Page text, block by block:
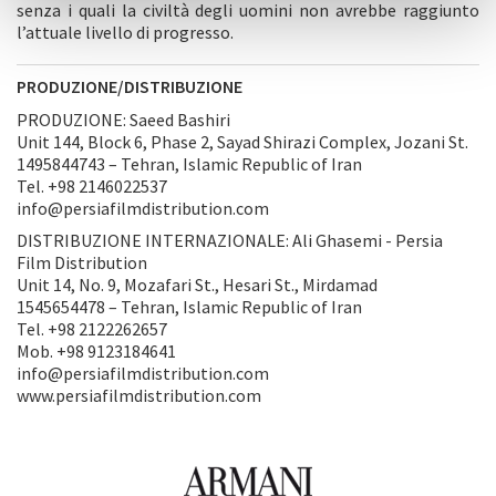
senza i quali la civiltà degli uomini non avrebbe raggiunto
l’attuale livello di progresso.
PRODUZIONE/DISTRIBUZIONE
PRODUZIONE: Saeed Bashiri
Unit 144, Block 6, Phase 2, Sayad Shirazi Complex, Jozani St.
1495844743 – Tehran, Islamic Republic of Iran
Tel. +98 2146022537
info@persiafilmdistribution.com
DISTRIBUZIONE INTERNAZIONALE: Ali Ghasemi - Persia
Film Distribution
Unit 14, No. 9, Mozafari St., Hesari St., Mirdamad
1545654478 – Tehran, Islamic Republic of Iran
Tel. +98 2122262657
Mob. +98 9123184641
info@persiafilmdistribution.com
www.persiafilmdistribution.com